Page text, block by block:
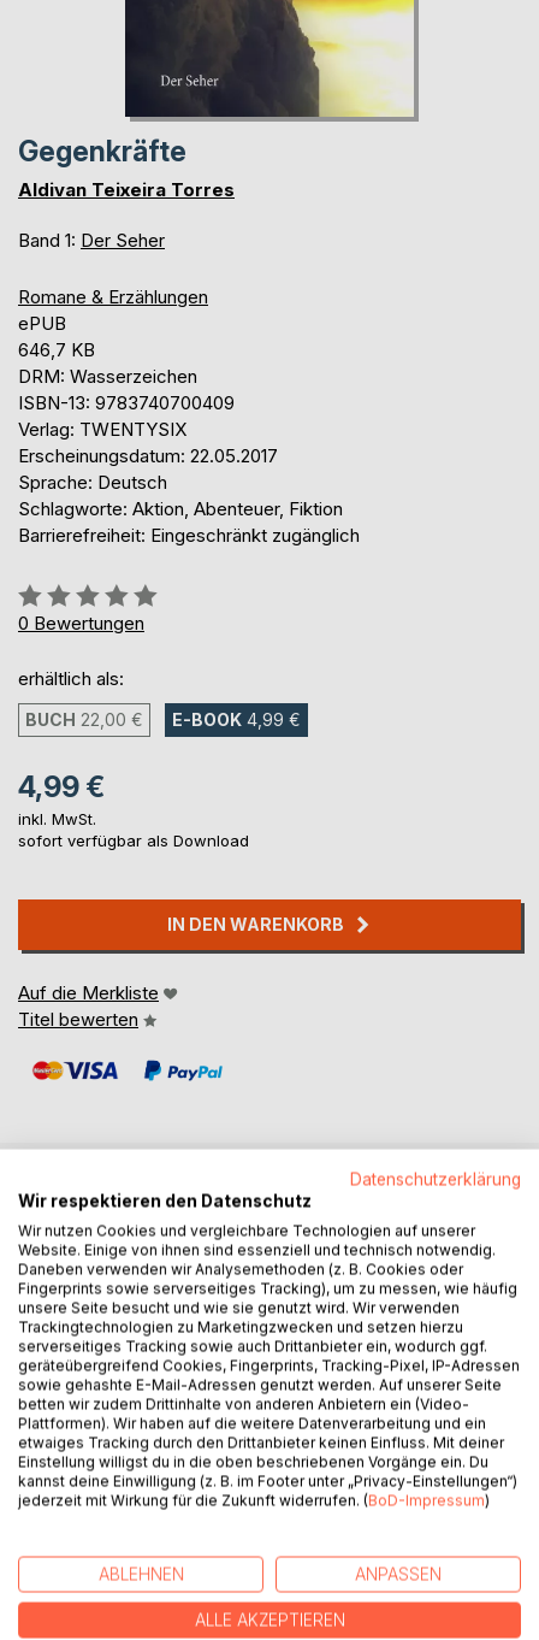
Gegenkräfte
Aldivan Teixeira Torres
Band 1: Der Seher
Romane & Erzählungen
ePUB
646,7 KB
DRM: Wasserzeichen
ISBN-13: 9783740700409
Verlag: TWENTYSIX
Erscheinungsdatum: 22.05.2017
Sprache: Deutsch
Schlagworte: Aktion, Abenteuer, Fiktion
Barrierefreiheit: Eingeschränkt zugänglich
Bewertung::
0%
0 Bewertungen
erhältlich als:
BUCH 22,00 € E-BOOK 4,99 €
4,99 €
inkl. MwSt.
sofort verfügbar als Download
IN DEN WARENKORB
Auf die Merkliste
Titel bewerten
BESCHREIBUNG
Gegenkräfte ist das erste Buch der Reihe „Der Seher“, in
dem die Hauptcharaktere die Doppeldynamik, der Seher
und sein untrennbarer Abenteuerpartner, Renato, sind. In
diesem ersten Band, gelangweilt von der Monotonie,
schlägt der Seher vor, einen Ausflug auf einen Berg zu
machen, welcher verspricht, heilig zu sein, mit der
Hoffnung, seinen Traum zu erfüllen. Nach dem Erklettern
des Berges trifft er auf eine Beschützerin, ein altes
Lebewesen voller Weisheit, welche verspricht ihm auf
seinem Weg zu helfen. Mit ihrer Unterstützung führt er drei
der Verzweiflung zu betreten, einen Ort, an dem das
Unmögliche möglich wird. Er entscheidet dazu, sich sie zu
betreten. Durch Fallen und durch Szenarien schreitend
erreicht er die geheime Kammer wo er sich in einen
Datenschutzerklärung
Wir respektieren den Datenschutz
Wir nutzen Cookies und vergleichbare Technologien auf unserer
Website. Einige von ihnen sind essenziell und technisch notwendig.
Daneben verwenden wir Analysemethoden (z. B. Cookies oder
Fingerprints sowie serverseitiges Tracking), um zu messen, wie häufig
unsere Seite besucht und wie sie genutzt wird. Wir verwenden
Trackingtechnologien zu Marketingzwecken und setzen hierzu
serverseitiges Tracking sowie auch Drittanbieter ein, wodurch ggf.
geräteübergreifend Cookies, Fingerprints, Tracking-Pixel, IP-Adressen
sowie gehashte E-Mail-Adressen genutzt werden. Auf unserer Seite
betten wir zudem Drittinhalte von anderen Anbietern ein (Video-
Plattformen). Wir haben auf die weitere Datenverarbeitung und ein
etwaiges Tracking durch den Drittanbieter keinen Einfluss. Mit deiner
Einstellung willigst du in die oben beschriebenen Vorgänge ein. Du
kannst deine Einwilligung (z. B. im Footer unter „Privacy-Einstellungen“)
jederzeit mit Wirkung für die Zukunft widerrufen. (BoD-Impressum)
ABLEHNEN ANPASSEN
ALLE AKZEPTIEREN